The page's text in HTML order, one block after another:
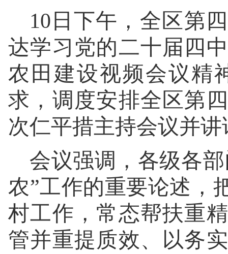
10日下午，全区第
达学习党的二十届四
农田建设视频会议精
求，调度安排全区第
次仁平措主持会议并讲
会议强调，各级各
农”工作的重要论述，
村工作，常态帮扶重
管并重提质效、以务